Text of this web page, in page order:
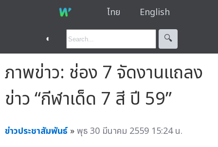
ไทย English
◐ 🔍︎
ภาพข่าว: ช่อง 7 จัดงานแถลง
ข่าว “กีฬาเด็ด 7 สี ปี 59”
ข่าวประชาสัมพันธ์ »พุธ 30 มีนาคม 2559 15:24 น.